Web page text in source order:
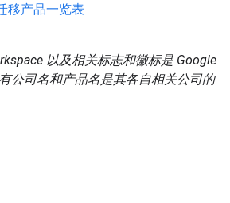
移产品一览表
以及相关标志和徽标是 Google
公司名和产品名是其各自相关公司的